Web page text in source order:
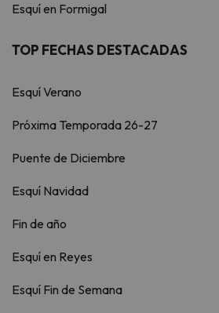
Esquí en Formigal
TOP FECHAS DESTACADAS
Esquí Verano
Próxima Temporada 26-27
Puente de Diciembre
Esquí Navidad
Fin de año
Esquí en Reyes
Esquí Fin de Semana